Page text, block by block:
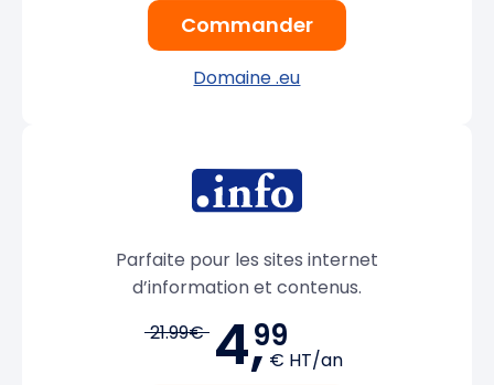
Commander
Domaine .eu
Parfaite pour les sites internet
d’information et contenus.
21.99€ 4,99
€ HT/an